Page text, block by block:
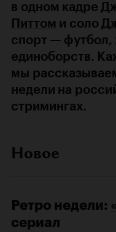
в одном кадре
Питтом и соло
спорт — футбол,
единоборств.
мы
недели на
стримингах.
Новое
Ретро недели:
сериал